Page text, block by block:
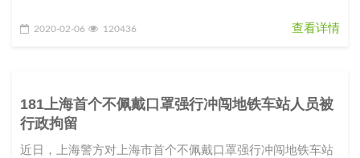
2020-02-06 120436 查看详情
181上海首个不佩戴口罩强行冲闯地铁车站人员被
行政拘留
近日，上海警方对上海市首个不佩戴口罩强行冲闯地铁车站